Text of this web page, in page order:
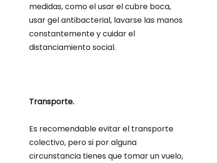
medidas, como el usar el cubre boca,
usar gel antibacterial, lavarse las manos
constantemente y cuidar el
distanciamiento social.
Transporte.
Es recomendable evitar el transporte
colectivo, pero si por alguna
circunstancia tienes que tomar un vuelo,